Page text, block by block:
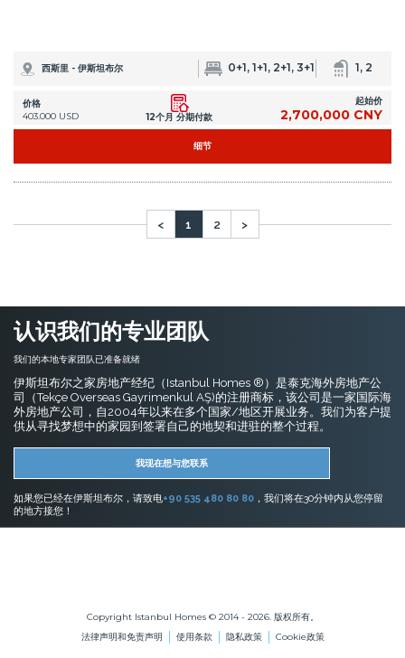
外房地产公司，自2004年以来在多个国家/地区开展业务。我们为客户提
供从寻找梦想中的家园到签署自己的地契和进驻的整个过程。
我现在想与您联系
+90 535 480 80 80
的地方接您！
伊斯坦布尔的房地产
在伊斯坦布尔购买公寓
接受比特币
用比特币付款购买任何财产